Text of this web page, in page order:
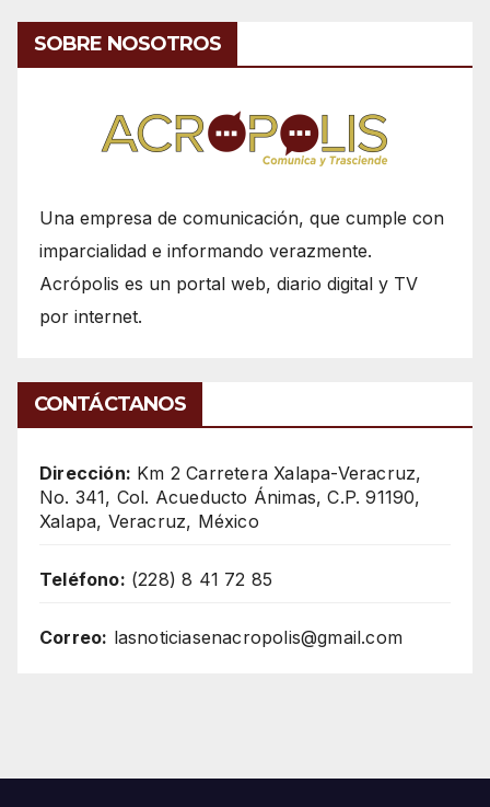
SOBRE NOSOTROS
Una empresa de comunicación, que cumple con
imparcialidad e informando verazmente.
Acrópolis es un portal web, diario digital y TV
por internet.
CONTÁCTANOS
Dirección: Km 2 Carretera Xalapa-Veracruz,
No. 341, Col. Acueducto Ánimas, C.P. 91190,
Xalapa, Veracruz, México
Teléfono: (228) 8 41 72 85
Correo: lasnoticiasenacropolis@gmail.com